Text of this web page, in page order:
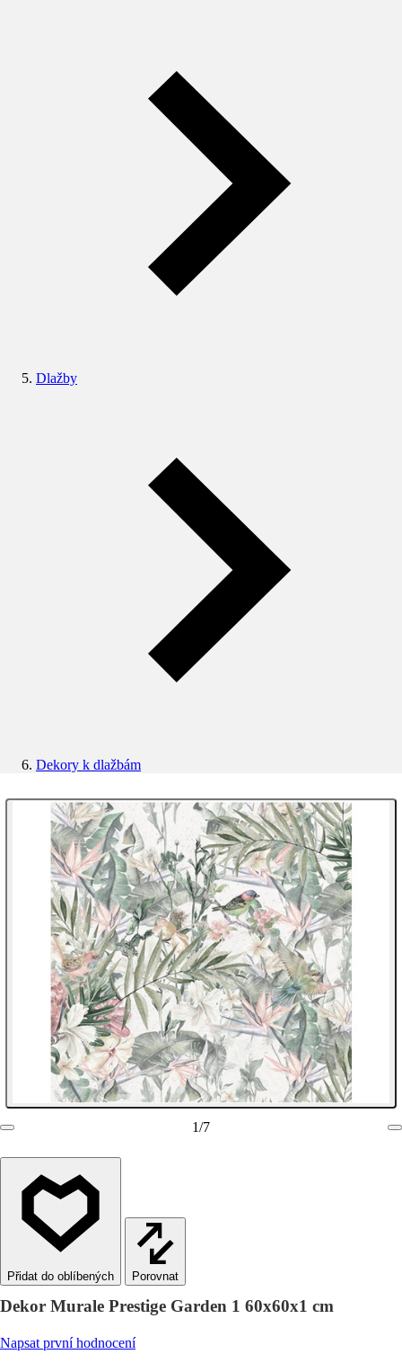
Dlažby
Dekory k dlažbám
1/7
Porovnat
Dekor Murale Prestige Garden 1 60x60x1 cm
Napsat první hodnocení